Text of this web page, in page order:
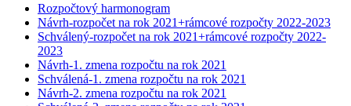
Rozpočtový harmonogram
Návrh-rozpočet na rok 2021+rámcové rozpočty 2022-2023
Schválený-rozpočet na rok 2021+rámcové rozpočty 2022-
2023
Návrh-1. zmena rozpočtu na rok 2021
Schválená-1. zmena rozpočtu na rok 2021
Návrh-2. zmena rozpočtu na rok 2021